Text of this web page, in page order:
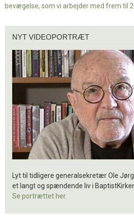
bevægelse, som vi arbejder med frem til
videoportræt
NYT VIDEOPORTRÆT
Lyt til tidligere generalsekretær Ole
et langt og spændende liv i
Se portrættet her.